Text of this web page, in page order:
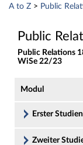
A to Z > Public
Public
Public Relations
WiSe 22/23
Modul
Erster
Zweiter